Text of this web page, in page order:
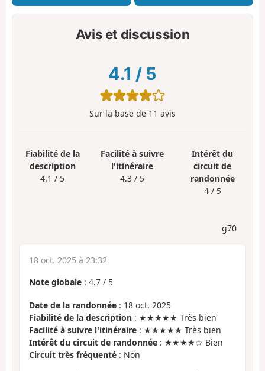
Avis et discussion
4.1 / 5
Sur la base de 11 avis
Fiabilité de la
description
4.1 / 5
Facilité à suivre
l'itinéraire
4.3 / 5
Intérêt du
circuit de
randonnée
4 / 5
g70
18 oct. 2025 à 23:32
Note globale : 4.7 / 5
Date de la randonnée : 18 oct. 2025
Fiabilité de la description : ★★★★★ Très bien
Facilité à suivre l'itinéraire : ★★★★★ Très bien
Intérêt du circuit de randonnée : ★★★★☆ Bien
Circuit très fréquenté : Non